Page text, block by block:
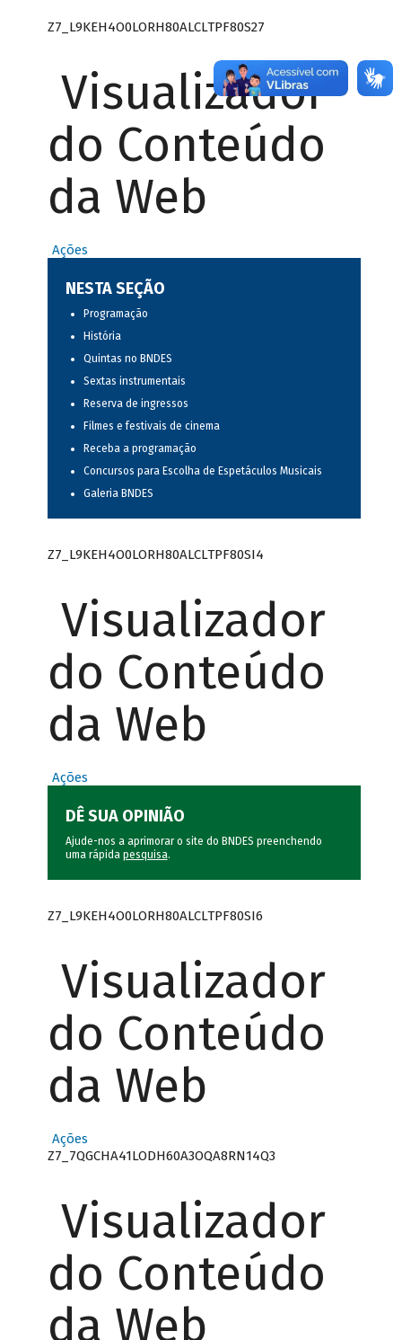
Z7_L9KEH4O0LORH80ALCLTPF80S27
Visualizador
do Conteúdo
da Web
Ações
NESTA SEÇÃO
Programação
História
Quintas no BNDES
Sextas instrumentais
Reserva de ingressos
Filmes e festivais de cinema
Receba a programação
Concursos para Escolha de Espetáculos Musicais
Galeria BNDES
Z7_L9KEH4O0LORH80ALCLTPF80SI4
Visualizador
do Conteúdo
da Web
Ações
DÊ SUA OPINIÃO
Ajude-nos a aprimorar o site do BNDES preenchendo
uma rápida pesquisa.
Z7_L9KEH4O0LORH80ALCLTPF80SI6
Visualizador
do Conteúdo
da Web
Ações
Z7_7QGCHA41LODH60A3OQA8RN14Q3
Visualizador
do Conteúdo
da Web